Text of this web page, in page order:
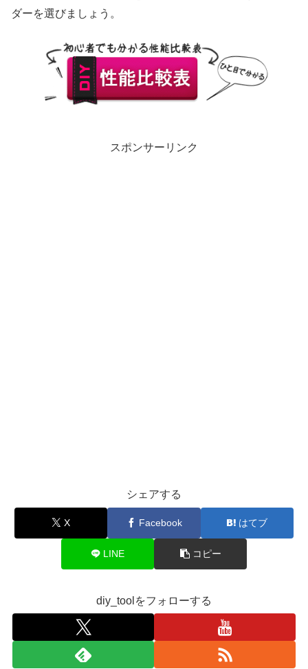
ダーを選びましょう。
スポンサーリンク
シェアする
X Facebook はてブ
LINE コピー
diy_toolをフォローする